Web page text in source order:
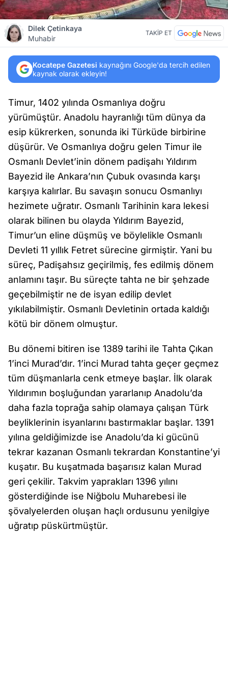
Dilek Çetinkaya
Muhabir
TAKİP ET
Kocatepe Gazetesi kaynağını Google'da tercih edilen
kaynak olarak ekleyin!
Timur, 1402 yılında Osmanlıya doğru
yürümüştür. Anadolu hayranlığı tüm dünya da
esip kükrerken, sonunda iki Türküde birbirine
düşürür. Ve Osmanlıya doğru gelen Timur ile
Osmanlı Devlet’inin dönem padişahı Yıldırım
Bayezid ile Ankara’nın Çubuk ovasında karşı
karşıya kalırlar. Bu savaşın sonucu Osmanlıyı
hezimete uğratır. Osmanlı Tarihinin kara lekesi
olarak bilinen bu olayda Yıldırım Bayezid,
Timur’un eline düşmüş ve böylelikle Osmanlı
Devleti 11 yıllık Fetret sürecine girmiştir. Yani bu
süreç, Padişahsız geçirilmiş, fes edilmiş dönem
anlamını taşır. Bu süreçte tahta ne bir şehzade
geçebilmiştir ne de isyan edilip devlet
yıkılabilmiştir. Osmanlı Devletinin ortada kaldığı
kötü bir dönem olmuştur.
Bu dönemi bitiren ise 1389 tarihi ile Tahta Çıkan
1’inci Murad’dır. 1’inci Murad tahta geçer geçmez
tüm düşmanlarla cenk etmeye başlar. İlk olarak
Yıldırımın boşluğundan yararlanıp Anadolu’da
daha fazla toprağa sahip olamaya çalışan Türk
beyliklerinin isyanlarını bastırmaklar başlar. 1391
yılına geldiğimizde ise Anadolu’da ki gücünü
tekrar kazanan Osmanlı tekrardan Konstantine’yi
kuşatır. Bu kuşatmada başarısız kalan Murad
geri çekilir. Takvim yaprakları 1396 yılını
gösterdiğinde ise Niğbolu Muharebesi ile
şövalyelerden oluşan haçlı ordusunu yenilgiye
uğratıp püskürtmüştür.